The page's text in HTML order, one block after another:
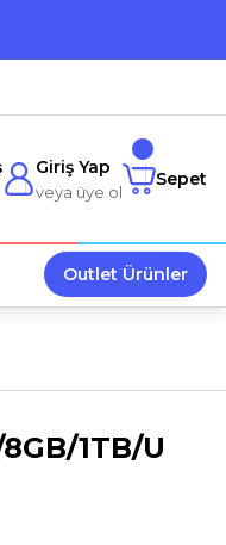
Giriş Yap
veya üye ol
Sepet
Outlet Ürünler
1TB/U